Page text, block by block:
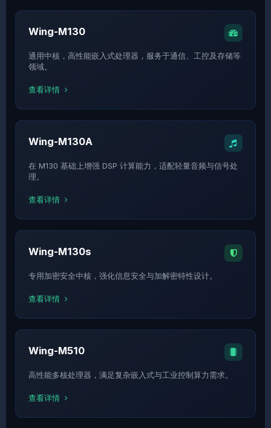
Wing-M130
通用中核，高性能嵌入式处理器，服务于通信、工控及存储等
领域。
查看详情
Wing-M130A
在 M130 基础上增强 DSP 计算能力，适配轻量音频与信号处
理。
查看详情
Wing-M130s
专用加密安全中核，强化信息安全与加解密特性设计。
查看详情
Wing-M510
高性能多核处理器，满足复杂嵌入式与工业控制算力需求。
查看详情